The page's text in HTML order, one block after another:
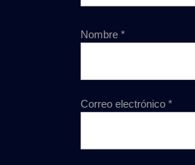
Nombre *
Correo electrónico *